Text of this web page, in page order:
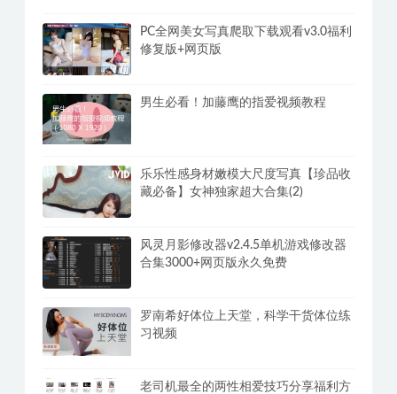
PC全网美女写真爬取下载观看v3.0福利
修复版+网页版
男生必看！加藤鹰的指爱视频教程
乐乐性感身材嫩模大尺度写真【珍品收
藏必备】女神独家超大合集(2)
风灵月影修改器v2.4.5单机游戏修改器
合集3000+网页版永久免费
罗南希好体位上天堂，科学干货体位练
习视频
老司机最全的两性相爱技巧分享福利方